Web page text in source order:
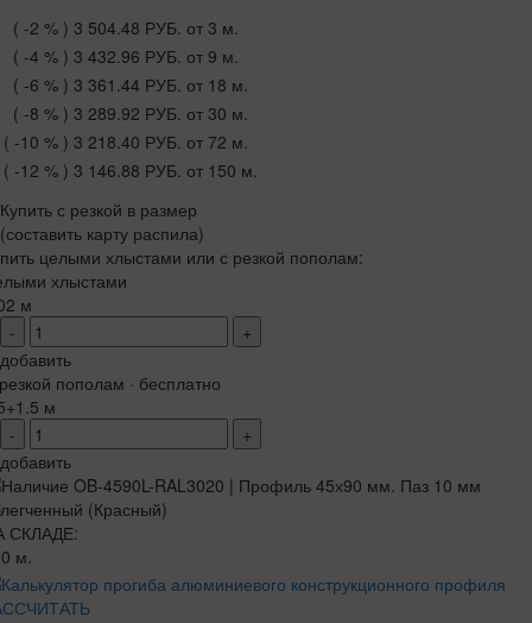
( -2 % ) 3 504.48 РУБ. от 3 м.
( -4 % ) 3 432.96 РУБ. от 9 м.
( -6 % ) 3 361.44 РУБ. от 18 м.
( -8 % ) 3 289.92 РУБ. от 30 м.
( -10 % ) 3 218.40 РУБ. от 72 м.
( -12 % ) 3 146.88 РУБ. от 150 м.
Купить с резкой в размер
(составить карту распила)
целыми хлыстами или с резкой пополам:
хлыстами
м
-
+
добавить
пополам · бесплатно
м
-
+
добавить
СКЛАДЕ:
м.